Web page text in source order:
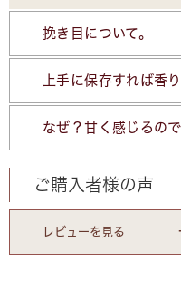
挽き目について。
上手に保存すれば香
なぜ？甘く感じるので
ご購入者様の声
レビューを見る